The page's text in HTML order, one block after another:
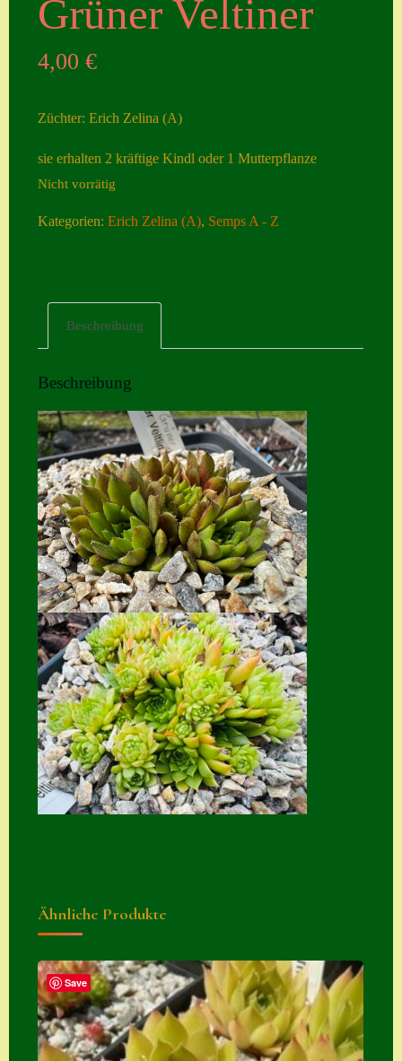
Seiten
ngen
Neuheiten
Home
Hostas
Impressum
Kasse
Kontakt
Mein Konto
Naturformen
S. x nixonii
Semps die ich
suche
Semps von A – Z
Shop
Versand von
Semps
Warenkorb
Warenkorb
Grüner Veltiner
4,00€
Züchter: Erich Zelina (A)
sie erhalten 2 kräftige Kindl oder 1 Mutterpflanze
Nicht vorrätig
Kategorien:Erich Zelina (A), Semps A - Z
Beschreibung
Beschreibung
Ähnliche Produkte
Save